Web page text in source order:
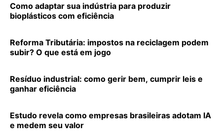
Como adaptar sua indústria para produzir
bioplásticos com eficiência
Reforma Tributária: impostos na reciclagem podem
subir? O que está em jogo
Resíduo industrial: como gerir bem, cumprir leis e
ganhar eficiência
Estudo revela como empresas brasileiras adotam IA
e medem seu valor